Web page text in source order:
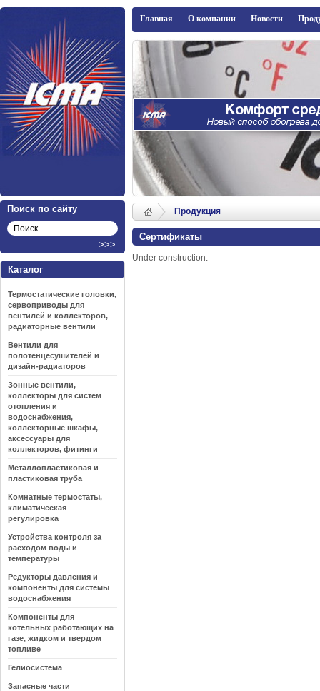
Продукция
Сертификаты
Under construction.
Каталог
Термостатические головки,
сервоприводы для
вентилей и коллекторов,
радиаторные вентили
Вентили для
полотенцесушителей и
дизайн-радиаторов
Зонные вентили,
коллекторы для систем
отопления и
водоснабжения,
коллекторные шкафы,
аксессуары для
коллекторов, фитинги
Металлопластиковая и
пластиковая труба
Комнатные термостаты,
климатическая
регулировка
Устройства контроля за
расходом воды и
температуры
Редукторы давления и
компоненты для системы
водоснабжения
Компоненты для
котельных работающих на
газе, жидком и твердом
топливе
Гелиосистема
Запасные части
ICMA
Главная О компании Новости
Поиск по сайту